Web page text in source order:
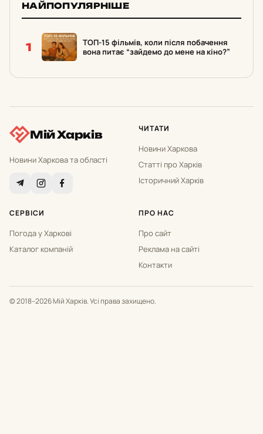
НАЙПОПУЛЯРНІШЕ
1
ТОП-15 фільмів, коли після побачення
вона питає “зайдемо до мене на кіно?”
Мій Харків
Новини Харкова та області
ЧИТАТИ
Новини Харкова
Статті про Харків
Історичний Харків
СЕРВІСИ
Погода у Харкові
Каталог компаній
ПРО НАС
Про сайт
Реклама на сайті
Контакти
© 2018–2026 Мій Харків. Усі права захищено.